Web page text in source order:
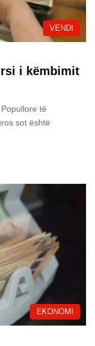
VENDI
i këmbimit
të
sot është
EKONOMI